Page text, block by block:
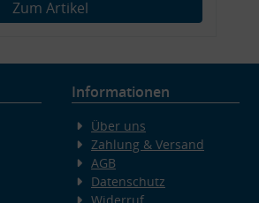
Zum Artikel
Informationen
Über uns
Zahlung & Versand
AGB
Datenschutz